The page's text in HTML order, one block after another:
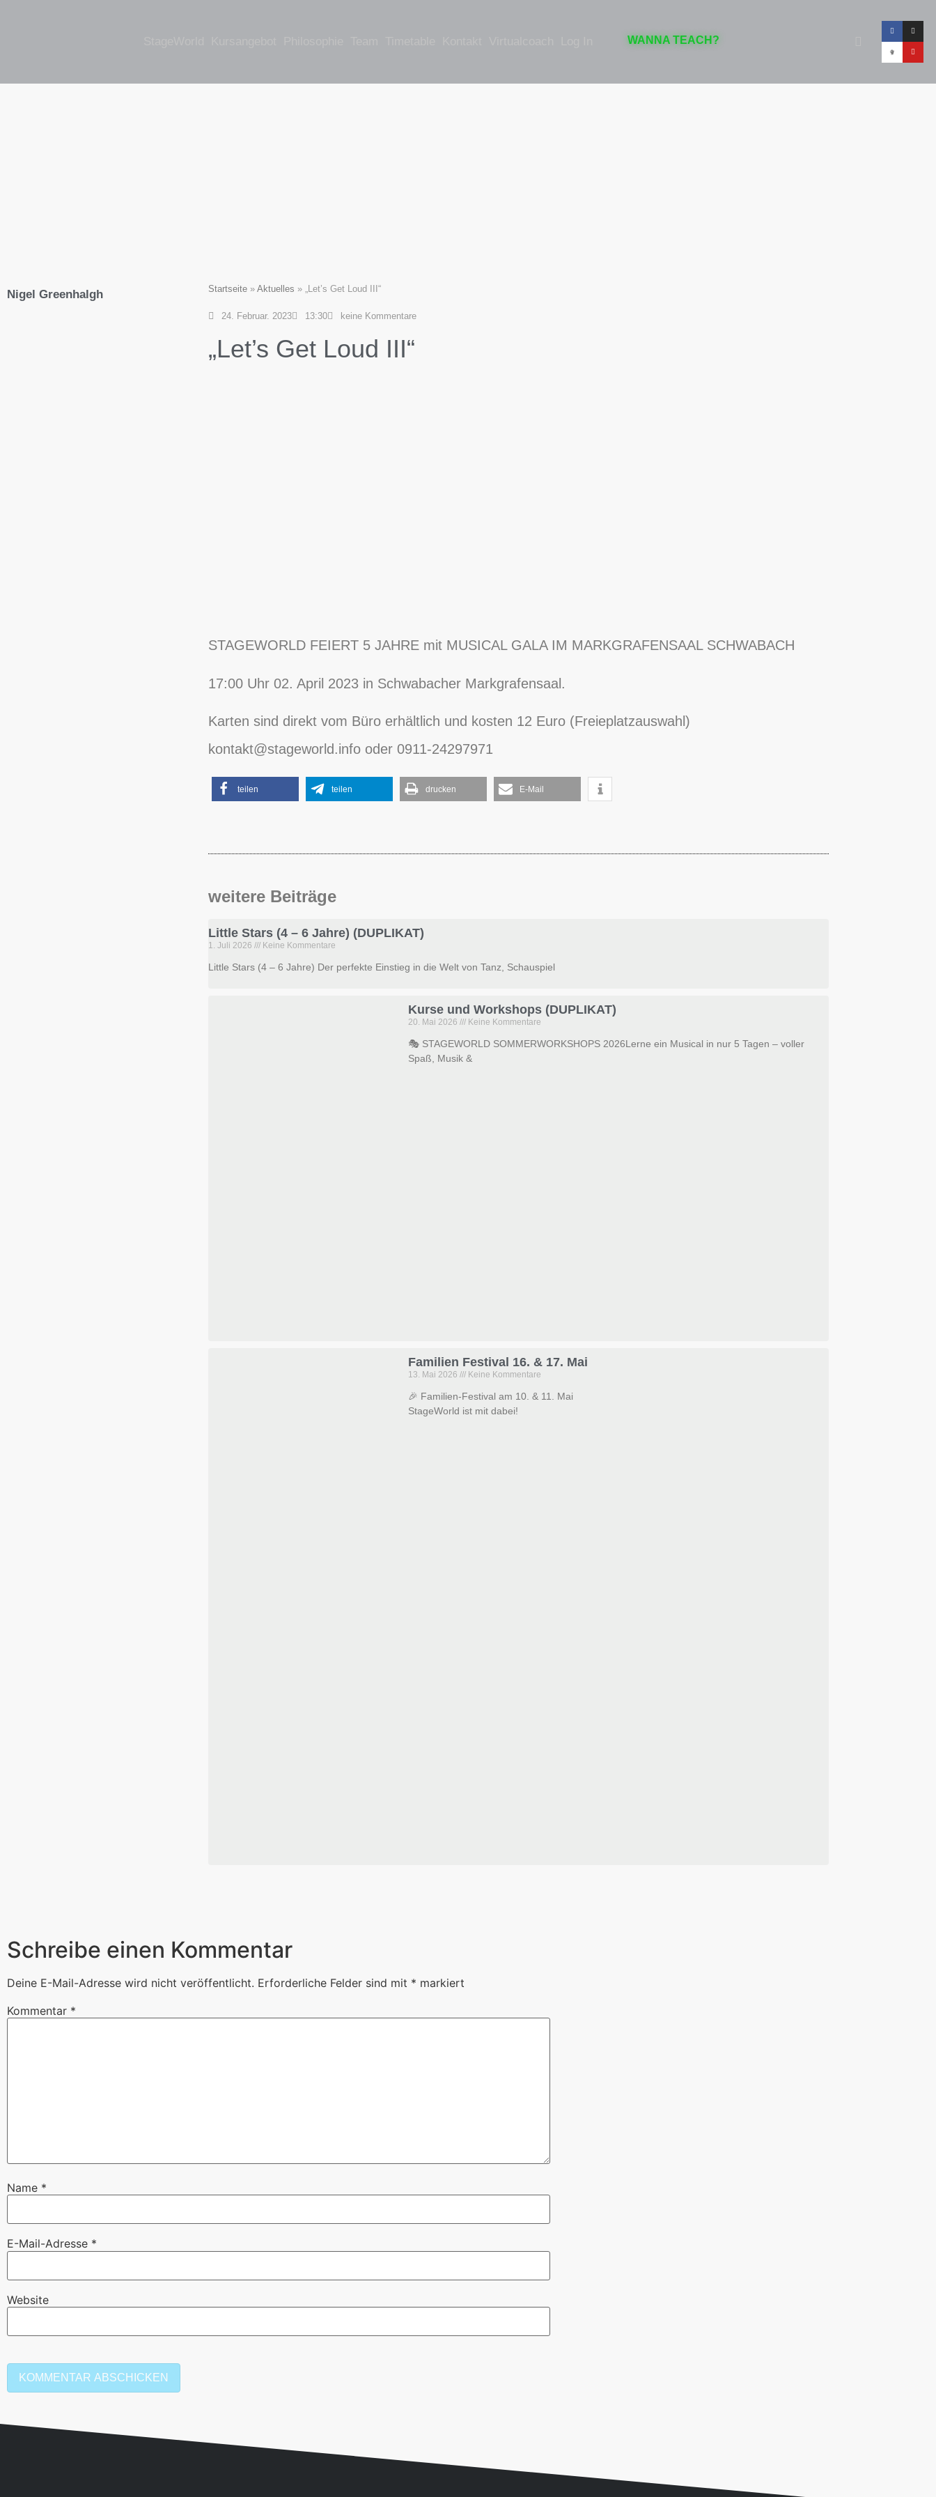
WANNA TEACH?
Nigel Greenhalgh Startseite » Aktuelles » „Let’s Get Loud III“
24. Februar. 2023 13:30 keine Kommentare
„Let’s Get Loud III“
STAGEWORLD FEIERT 5 JAHRE mit MUSICAL GALA IM MARKGRAFENSAAL SCHWABACH
17:00 Uhr 02. April 2023 in Schwabacher Markgrafensaal.
Karten sind direkt vom Büro erhältlich und kosten 12 Euro (Freieplatzauswahl)
kontakt@stageworld.info oder 0911-24297971
teilen teilen drucken E-Mail
weitere Beiträge
Little Stars (4 – 6 Jahre) (DUPLIKAT)
1. Juli 2026 Keine Kommentare
Little Stars (4 – 6 Jahre) Der perfekte Einstieg in die Welt von Tanz, Schauspiel
Kurse und Workshops (DUPLIKAT)
20. Mai 2026 Keine Kommentare
🎭 STAGEWORLD SOMMERWORKSHOPS 2026Lerne ein Musical in nur 5 Tagen – voller
Spaß, Musik &
Familien Festival 16. & 17. Mai
13. Mai 2026 Keine Kommentare
🎉 Familien-Festival am 10. & 11. Mai
StageWorld ist mit dabei!
Schreibe einen Kommentar
Deine E-Mail-Adresse wird nicht veröffentlicht. Erforderliche Felder sind mit * markiert
Kommentar *
Name *
E-Mail-Adresse *
Website